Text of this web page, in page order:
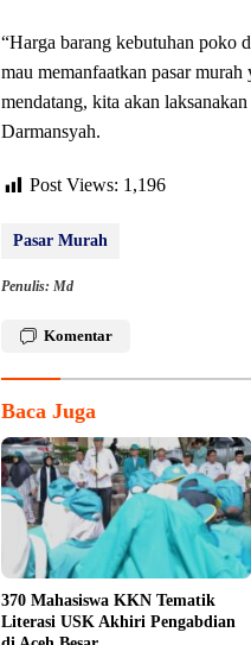
“Harga barang kebutuhan poko
mau memanfaatkan pasar
mendatang, kita akan
Darmansyah.
Post Views: 1,196
Pasar Murah
Penulis: Md
Komentar
Baca Juga
370 Mahasiswa KKN Tematik
Literasi USK Akhiri Pengabdian